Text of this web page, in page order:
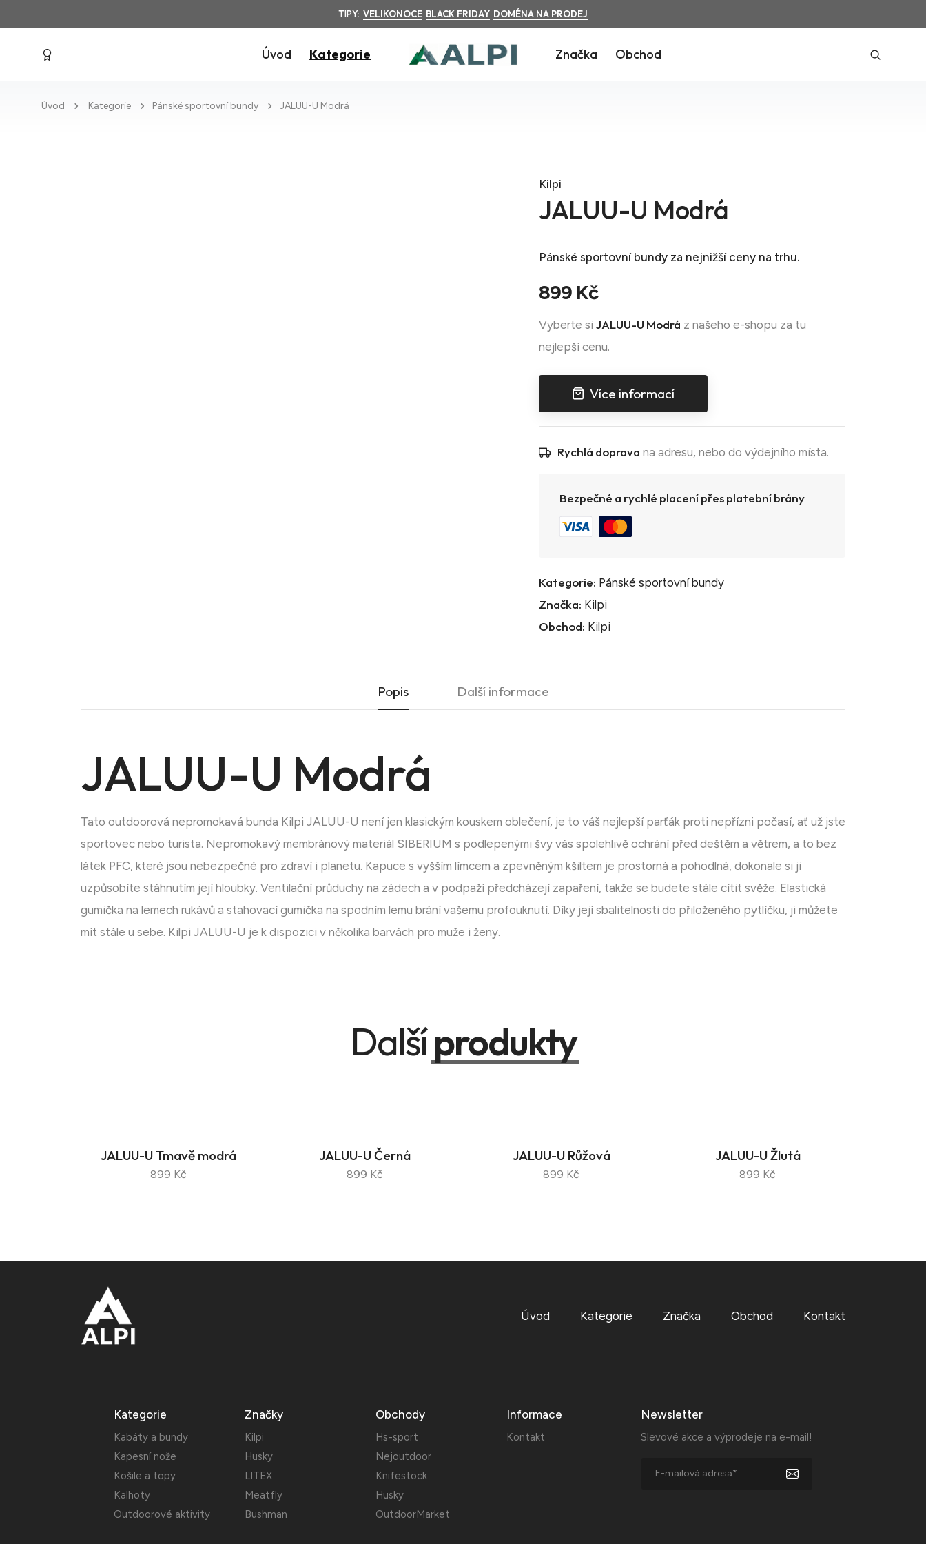
TIPY: VELIKONOCE BLACK FRIDAY DOMÉNA NA PRODEJ
Úvod Kategorie Značka Obchod
Úvod Kategorie Pánské sportovní bundy JALUU-U Modrá
Kilpi
JALUU-U Modrá
Pánské sportovní bundy za nejnižší ceny na trhu.
899 Kč
Vyberte si JALUU-U Modrá z našeho e-shopu za tu
nejlepší cenu.
Více informací
Rychlá doprava na adresu, nebo do výdejního místa.
Bezpečné a rychlé placení přes platební brány
Kategorie: Pánské sportovní bundy
Značka: Kilpi
Obchod: Kilpi
Popis Další informace
JALUU-U Modrá
Tato outdoorová nepromokavá bunda Kilpi JALUU-U není jen klasickým kouskem oblečení, je to váš nejlepší parťák proti nepřízni počasí, ať už jste
sportovec nebo turista. Nepromokavý membránový materiál SIBERIUM s podlepenými švy vás spolehlivě ochrání před deštěm a větrem, a to bez
látek PFC, které jsou nebezpečné pro zdraví i planetu. Kapuce s vyšším límcem a zpevněným kšiltem je prostorná a pohodlná, dokonale si ji
uzpůsobíte stáhnutím její hloubky. Ventilační průduchy na zádech a v podpaží předcházejí zapaření, takže se budete stále cítit svěže. Elastická
gumička na lemech rukávů a stahovací gumička na spodním lemu brání vašemu profouknutí. Díky její sbalitelnosti do přiloženého pytlíčku, ji můžete
mít stále u sebe. Kilpi JALUU-U je k dispozici v několika barvách pro muže i ženy.
Dalšíprodukty
JALUU-U Tmavě modrá
899 Kč
JALUU-U Černá
899 Kč
JALUU-U Růžová
899 Kč
JALUU-U Žlutá
899 Kč
Úvod Kategorie Značka Obchod Kontakt
Kategorie
Kabáty a bundy
Kapesní nože
Košile a topy
Kalhoty
Outdoorové aktivity
Značky
Kilpi
Husky
LITEX
Meatfly
Bushman
Obchody
Hs-sport
Nejoutdoor
Knifestock
Husky
OutdoorMarket
Informace
Kontakt
Newsletter
Slevové akce a výprodeje na e-mail!